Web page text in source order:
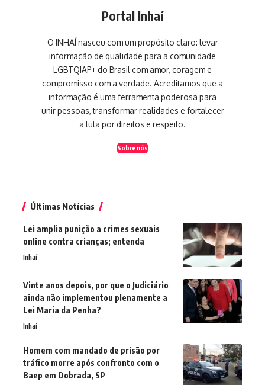
Portal Inhaí
O INHAÍ nasceu com um propósito claro: levar
informação de qualidade para a comunidade
LGBTQIAP+ do Brasil com amor, coragem e
compromisso com a verdade. Acreditamos que a
informação é uma ferramenta poderosa para
unir pessoas, transformar realidades e fortalecer
a luta por direitos e respeito.
Sobre nós
Últimas Notícias
Lei amplia punição a crimes sexuais
online contra crianças; entenda
Inhaí
Vinte anos depois, por que o Judiciário
ainda não implementou plenamente a
Lei Maria da Penha?
Inhaí
Homem com mandado de prisão por
tráfico morre após confronto com o
Baep em Dobrada, SP